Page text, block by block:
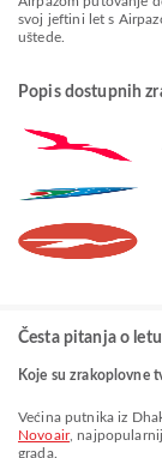
svoj jeftini let s
uštede.
Popis dostupnih
Česta pitanja o
Koje su zrakoplovne
Većina putnika iz
Novoair,
grada.